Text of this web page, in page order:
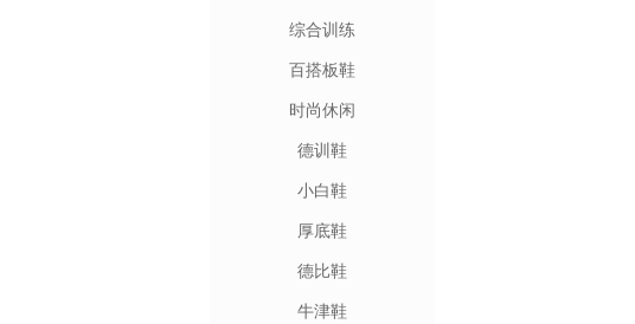
综合训练
百搭板鞋
时尚休闲
德训鞋
小白鞋
厚底鞋
德比鞋
牛津鞋